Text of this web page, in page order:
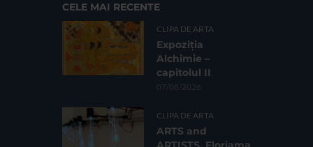
CELE MAI RECENTE
CLIPA DE ARTA
Expoziția
Alchimie –
capitolul II
07/08/2026
CLIPA DE ARTA
ARTS and